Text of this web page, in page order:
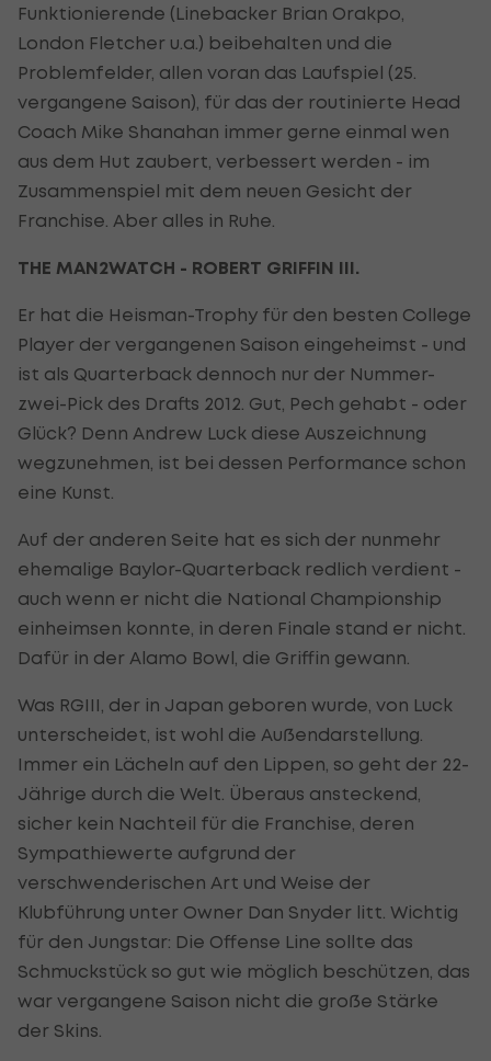
Funktionierende (Linebacker Brian Orakpo,
London Fletcher u.a.) beibehalten und die
Problemfelder, allen voran das Laufspiel (25.
vergangene Saison), für das der routinierte Head
Coach Mike Shanahan immer gerne einmal wen
aus dem Hut zaubert, verbessert werden - im
Zusammenspiel mit dem neuen Gesicht der
Franchise. Aber alles in Ruhe.
THE MAN2WATCH - ROBERT GRIFFIN III.
Er hat die Heisman-Trophy für den besten College
Player der vergangenen Saison eingeheimst - und
ist als Quarterback dennoch nur der Nummer-
zwei-Pick des Drafts 2012. Gut, Pech gehabt - oder
Glück? Denn Andrew Luck diese Auszeichnung
wegzunehmen, ist bei dessen Performance schon
eine Kunst.
Auf der anderen Seite hat es sich der nunmehr
ehemalige Baylor-Quarterback redlich verdient -
auch wenn er nicht die National Championship
einheimsen konnte, in deren Finale stand er nicht.
Dafür in der Alamo Bowl, die Griffin gewann.
Was RGIII, der in Japan geboren wurde, von Luck
unterscheidet, ist wohl die Außendarstellung.
Immer ein Lächeln auf den Lippen, so geht der 22-
Jährige durch die Welt. Überaus ansteckend,
sicher kein Nachteil für die Franchise, deren
Sympathiewerte aufgrund der
verschwenderischen Art und Weise der
Klubführung unter Owner Dan Snyder litt. Wichtig
für den Jungstar: Die Offense Line sollte das
Schmuckstück so gut wie möglich beschützen, das
war vergangene Saison nicht die große Stärke
der Skins.